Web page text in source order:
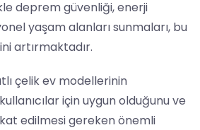
deprem güvenliği, enerji
yaşam alanları sunmaları, bu
artırmaktadır.
çelik ev modellerinin
için uygun olduğunu ve
edilmesi gereken önemli